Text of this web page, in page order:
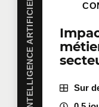
INTELLIGENCE ARTIFICIELLE
Sur